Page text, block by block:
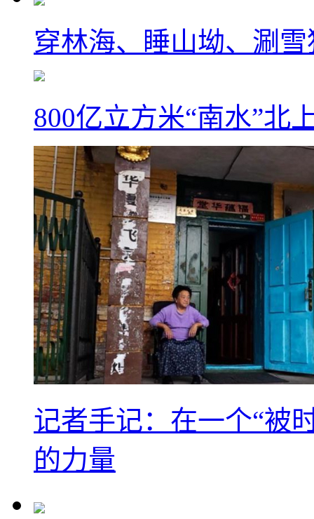
穿林海、睡山坳、涮
800亿立方米“南水”北
记者手记：在一个“被
的力量